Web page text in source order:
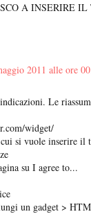
A INSERIRE IL
2011 alle ore
Le
widget/
si vuole inserire il
su I agree to...
un gadget >